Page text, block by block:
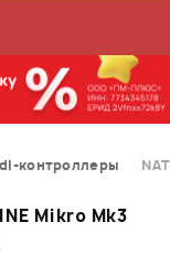
контроллеры
Mikro Mk3